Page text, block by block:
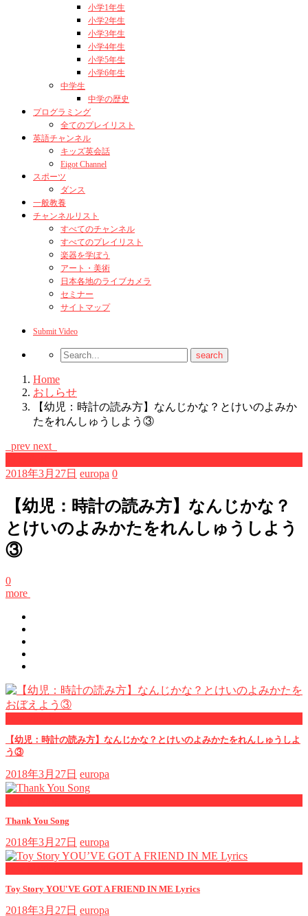
小学1年生
小学2年生
小学3年生
小学4年生
小学5年生
小学6年生
中学生
中学の歴史
プログラミング
全てのプレイリスト
英語チャンネル
キッズ英会話
Eigot Channel
スポーツ
ダンス
一般教養
チャンネルリスト
すべてのチャンネル
すべてのプレイリスト
楽器を学ぼう
アート・美術
日本各地のライブカメラ
セミナー
サイトマップ
Submit Video
Home
おしらせ
【幼児：時計の読み方】なんじかな？とけいのよみか
たをれんしゅうしよう③
prev next
2018年3月27日 europa 0
【幼児：時計の読み方】なんじかな？
とけいのよみかたをれんしゅうしよう
③
0
more
【幼児：時計の読み方】なんじかな？とけいのよみかたをれんしゅうしよ
う③
2018年3月27日 europa
Thank You Song
2018年3月27日 europa
Toy Story YOU'VE GOT A FRIEND IN ME Lyrics
2018年3月27日 europa